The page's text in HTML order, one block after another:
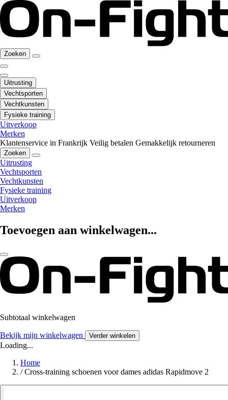
Zoeken
Uitrusting
Vechtsporten
Vechtkunsten
Fysieke training
Uitverkoop
Merken
Klantenservice in Frankrijk Veilig betalen Gemakkelijk retourneren
Zoeken
Uitrusting
Vechtsporten
Vechtkunsten
Fysieke training
Uitverkoop
Merken
Toevoegen aan winkelwagen...
Subtotaal winkelwagen
Bekijk mijn winkelwagen Verder winkelen
Loading...
Home
/ Cross-training schoenen voor dames adidas Rapidmove 2